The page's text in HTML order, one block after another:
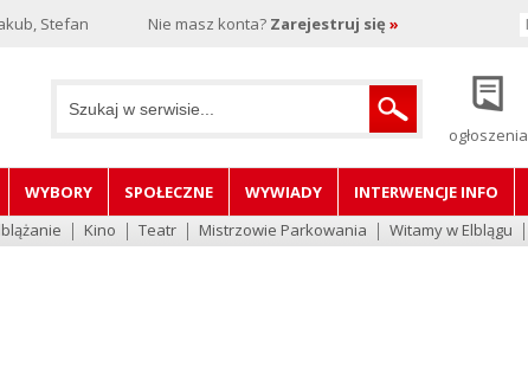
Stefan Nie masz konta? Zarejestruj się »
ogłoszenia
WYBORY SPOŁECZNE WYWIADY INTERWENCJE INFO
Kino Teatr Mistrzowie Parkowania Witamy w Elblągu